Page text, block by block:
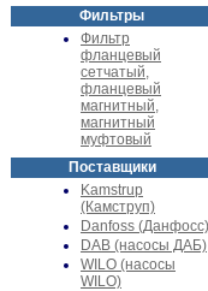
Фильтры
Фильтр
фланцевый
сетчатый,
фланцевый
магнитный,
магнитный
муфтовый
Поставщики
Kamstrup
(Камструп)
Danfoss (Данфосс)
DAB (насосы ДАБ)
WILO (насосы
WILO)